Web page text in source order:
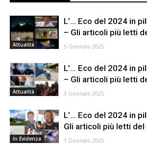
Attualità
L’… Eco del 2024 in
– Gli articoli più letti
5 Gennaio 2025
Attualità
L’… Eco del 2024 in
– Gli articoli più letti
3 Gennaio 2025
In Evidenza
L’… Eco del 2024 in
Gli articoli più letti del
1 Gennaio 2025